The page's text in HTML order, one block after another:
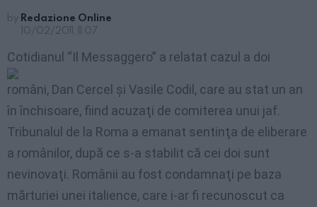
by Redazione Online
10/02/2011, 11:07
Cotidianul “Il Messaggero” a relatat cazul a doi
români, Dan Cercel şi Vasile Codil, care au stat un an
în închisoare, fiind acuzaţi de comiterea unui jaf.
Tribunalul de la Roma a emanat sentinţa de eliberare
a românilor, după ce s-a stabilit că cei doi sunt
nevinovaţi. Românii au fost condamnaţi pe baza
mărturiei unei italience, care i-ar fi recunoscut ca